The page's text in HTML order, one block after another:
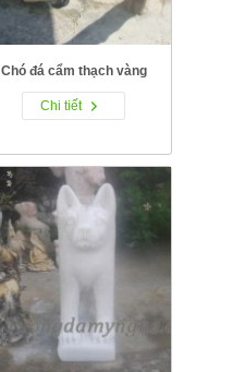
Chó đá cẩm thạch vàng
Chi tiết